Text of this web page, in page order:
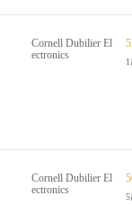
Cornell Dubilier El
ectronics
Cornell Dubilier El
ectronics
5